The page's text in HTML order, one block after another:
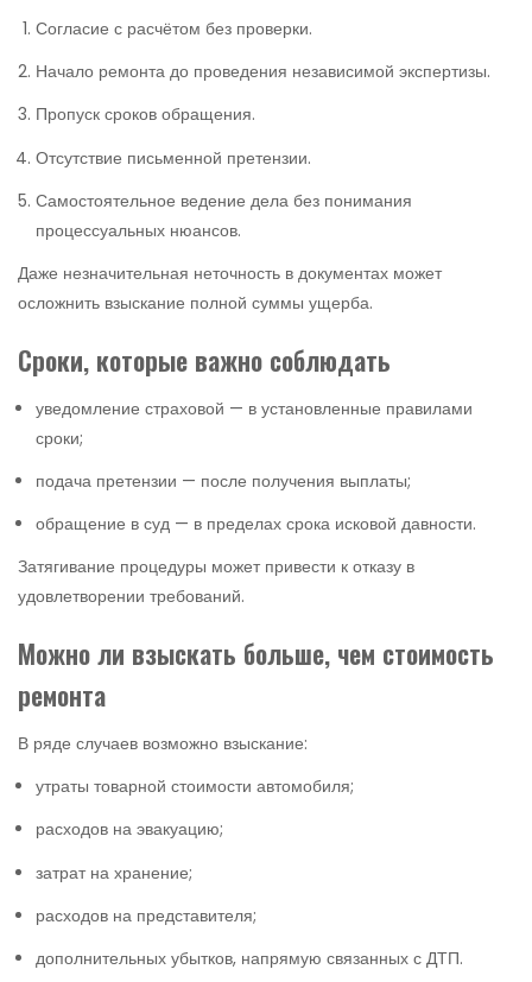
Согласие с расчётом без проверки.
Начало ремонта до проведения независимой экспертизы.
Пропуск сроков обращения.
Отсутствие письменной претензии.
Самостоятельное ведение дела без понимания
процессуальных нюансов.
Даже незначительная неточность в документах может
осложнить взыскание полной суммы ущерба.
Сроки, которые важно соблюдать
уведомление страховой — в установленные правилами
сроки;
подача претензии — после получения выплаты;
обращение в суд — в пределах срока исковой давности.
Затягивание процедуры может привести к отказу в
удовлетворении требований.
Можно ли взыскать больше, чем стоимость
ремонта
В ряде случаев возможно взыскание:
утраты товарной стоимости автомобиля;
расходов на эвакуацию;
затрат на хранение;
расходов на представителя;
дополнительных убытков, напрямую связанных с ДТП.